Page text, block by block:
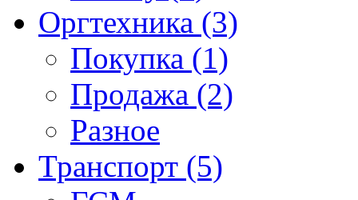
Оргтехника (3)
Покупка (1)
Продажа (2)
Разное
Транспорт (5)